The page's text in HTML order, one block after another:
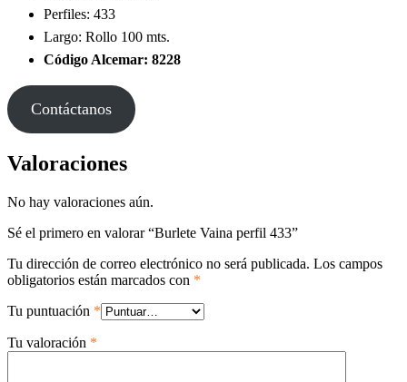
Perfiles: 433
Largo: Rollo 100 mts.
Código Alcemar: 8228
Contáctanos
Valoraciones
No hay valoraciones aún.
Sé el primero en valorar “Burlete Vaina perfil 433”
Tu dirección de correo electrónico no será publicada. Los campos
obligatorios están marcados con *
Tu puntuación *
Tu valoración *